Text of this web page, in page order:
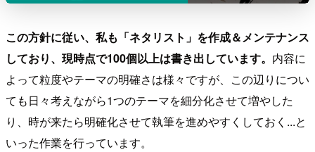
この方針に従い、私も「ネタリスト」を作成＆メンテナンス
しており、現時点で100個以上は書き出しています。 内容に
よって粒度やテーマの明確さは様々ですが、この辺りについ
ても日々考えながら1つのテーマを細分化させて増やした
り、時が来たら明確化させて執筆を進めやすくしておく...と
いった作業を行っています。